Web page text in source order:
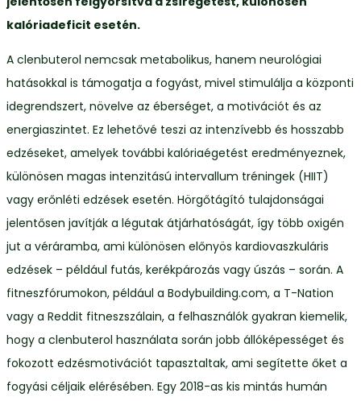
kalóriadeficit esetén.
A clenbuterol nemcsak metabolikus, hanem neurológiai
hatásokkal is támogatja a fogyást, mivel stimulálja a központi
idegrendszert, növelve az éberséget, a motivációt és az
energiaszintet. Ez lehetővé teszi az intenzívebb és hosszabb
edzéseket, amelyek további kalóriaégetést eredményeznek,
különösen magas intenzitású intervallum tréningek (HIIT)
vagy erőnléti edzések esetén. Hörgőtágító tulajdonságai
jelentősen javítják a légutak átjárhatóságát, így több oxigén
jut a véráramba, ami különösen előnyös kardiovaszkuláris
edzések – például futás, kerékpározás vagy úszás – során. A
fitneszfórumokon, például a Bodybuilding.com, a T-Nation
vagy a Reddit fitneszszálain, a felhasználók gyakran kiemelik,
hogy a clenbuterol használata során jobb állóképességet és
fokozott edzésmotivációt tapasztaltak, ami segítette őket a
fogyási céljaik elérésében. Egy 2018-as kis mintás humán